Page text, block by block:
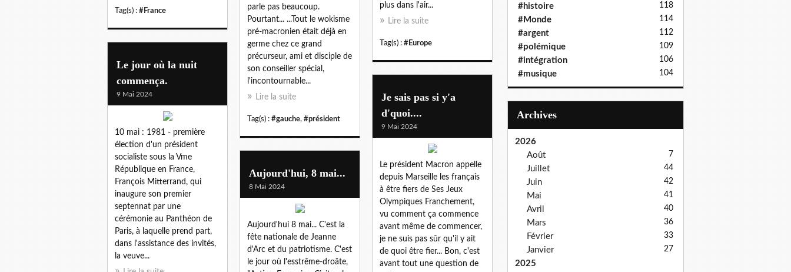
plus dans l'air...
Lire la suite
Tag(s) : #Europe
Tag(s) : #France
parle pas beaucoup.
Pourtant... ...Tout le wokisme
pré-macronien était déjà en
germe chez ce grand
précurseur, ami et disciple de
son conseiller spécial,
l'incontournable...
Lire la suite
Tag(s) : #gauche, #président
Le jour où la nuit
commença.
9 Mai 2024
10 mai : 1981 - première
élection d'un président
socialiste sous la Vme
République en France,
François Mitterrand, qui
inaugure son premier
septennat par une
cérémonie au Panthéon de
Paris, à laquelle prend part,
dans l'assistance des invités,
la veuve...
Je sais pas si y'a
d'quoi....
9 Mai 2024
Le président Macron appelle
depuis Marseille les français
à être fiers de Ses Jeux
Olympiques Franchement,
vu comment ça commence
avant même de commencer,
je ne suis pas sûr qu'il y ait
de quoi être fier... Bon, c'est
avant tout une question de
Aujourd'hui, 8 mai...
8 Mai 2024
Aujourd'hui 8 mai... C'est la
fête nationale de Jeanne
d'Arc et du patriotisme. C'est
le jour où l'esstrême-droâte,
#histoire 118
#Monde 114
#argent 112
#polémique 109
#intégration 106
#musique 104
Archives
2026
Août
7
Juillet 44
Juin 42
Mai 41
Avril 40
Mars 36
Février 33
Janvier 27
2025